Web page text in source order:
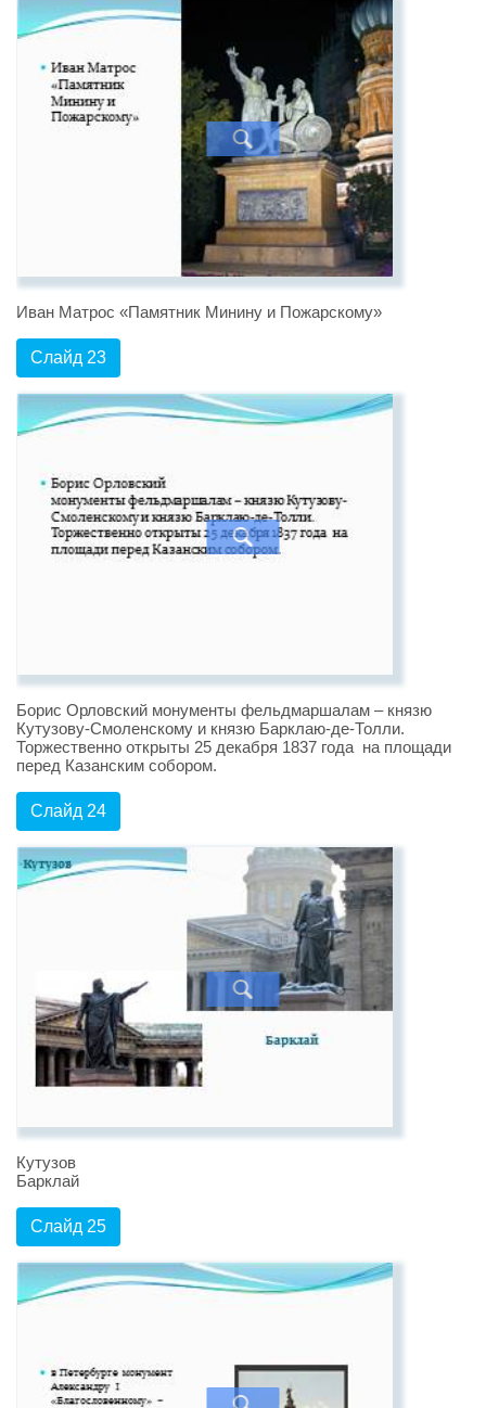
Иван Матрос «Памятник Минину и Пожарскому»
Слайд 23
Борис Орловский монументы фельдмаршалам – князю
Кутузову-Смоленскому и князю Барклаю-де-Толли.
Торжественно открыты 25 декабря 1837 года на площади
перед Казанским собором.
Слайд 24
Кутузов
Барклай
Слайд 25